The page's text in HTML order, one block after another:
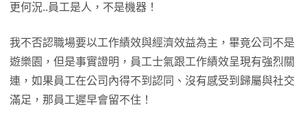
更何況..員工是人，不是機器！
我不否認職場要以工作績效與經濟效益為主，畢竟公司不是
遊樂園，但是事實證明，員工士氣跟工作績效呈現有強烈關
連，如果員工在公司內得不到認同、沒有感受到歸屬與社交
滿足，那員工遲早會留不住！